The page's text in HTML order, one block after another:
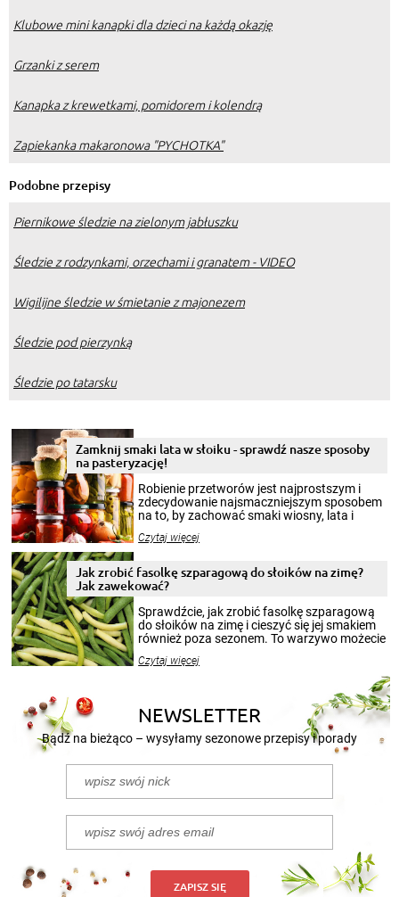
Klubowe mini kanapki dla dzieci na każdą okazję
Grzanki z serem
Kanapka z krewetkami, pomidorem i kolendrą
Zapiekanka makaronowa "PYCHOTKA"
Podobne przepisy
Piernikowe śledzie na zielonym jabłuszku
Śledzie z rodzynkami, orzechami i granatem - VIDEO
Wigilijne śledzie w śmietanie z majonezem
Śledzie pod pierzynką
Śledzie po tatarsku
Zamknij smaki lata w słoiku - sprawdź nasze sposoby
na pasteryzację!
Robienie przetworów jest najprostszym i
zdecydowanie najsmaczniejszym sposobem
na to, by zachować smaki wiosny, lata i
krajobrazów, by cieszyć nimi oko w sezonie
pełni poczuć atmosferę cieplejszych
miesięcy. Przygotowanie słoików ze
patenty, które pozwolą zachować świeżość
przetworów.
Czytaj więcej
Jak zrobić fasolkę szparagową do słoików na zimę?
Jak zawekować?
Sprawdźcie, jak zrobić fasolkę szparagową
do słoików na zimę i cieszyć się jej smakiem
również poza sezonem. To warzywo możecie
nasze propozycje!
Czytaj więcej
NEWSLETTER
Bądź na bieżąco – wysyłamy sezonowe przepisy i porady
ZAPISZ SIĘ